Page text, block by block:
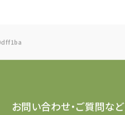
お問い合わせ・ご質問など